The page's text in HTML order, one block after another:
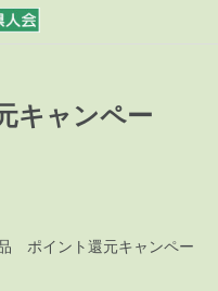
キャンペー
ポイント還元キャンペー